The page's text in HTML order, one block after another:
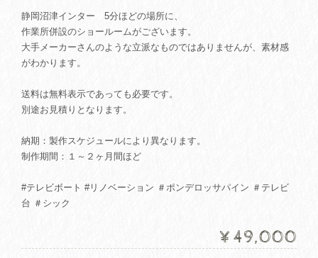
静岡沼津インター 5分ほどの場所に、
作業所併設のショールームがございます。
大手メーカーさんのような立派なものではありませんが、素材感
がわかります。
送料は無料表示であっても必要です。
別途お見積りとなります。
納期：製作スケジュールにより異なります。
制作期間：１～２ヶ月間ほど
#テレビボート #リノベーション ＃ポンデロッサパイン ＃テレビ
台 ＃シック
¥49,000